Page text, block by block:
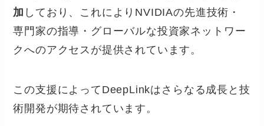
加 しており、これによりNVIDIAの先進技術・
専門家の指導・グローバルな投資家ネットワー
クへのアクセスが提供されています。
この支援によってDeepLinkはさらなる成長と技
術開発が期待されています。